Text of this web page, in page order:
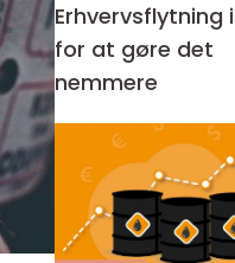
Erhvervsflytning
for at gøre det
nemmere